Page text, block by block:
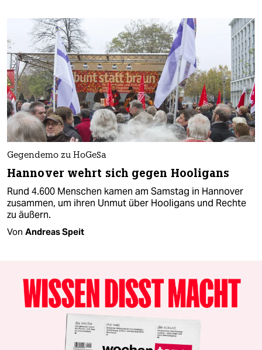
Gegendemo zu HoGeSa
Hannover wehrt sich gegen Hooligans
Rund 4.600 Menschen kamen am Samstag in Hannover
zusammen, um ihren Unmut über Hooligans und Rechte
zu äußern.
Von Andreas Speit